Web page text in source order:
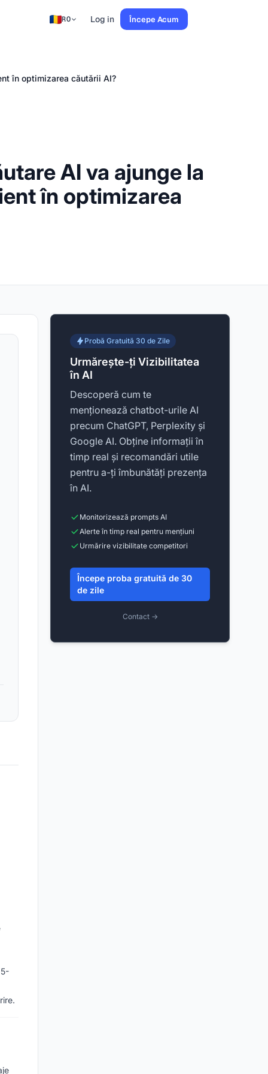
RO Log in Începe Acum
în optimizarea căutării AI?
AI va ajunge la
în optimizarea
Probă Gratuită 30 de Zile
Urmărește-ți Vizibilitatea
în AI
Descoperă cum te
menționează chatbot-urile AI
precum ChatGPT, Perplexity și
Google AI. Obține informații în
timp real și recomandări utile
pentru a-ți îmbunătăți prezența
în AI.
Monitorizează prompts AI
Alerte în timp real pentru mențiuni
Urmărire vizibilitate competitori
Începe proba gratuită de 30
de zile
Contact →